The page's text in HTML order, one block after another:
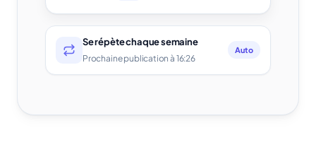
Se répète chaque semaine
Prochaine publication à 16:26
Auto